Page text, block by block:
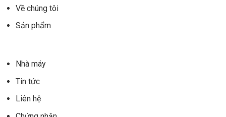
Về chúng tôi
Sản phẩm
Nhà máy
Tin tức
Liên hệ